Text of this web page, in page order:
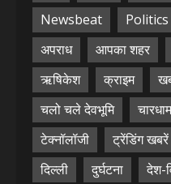
Newsbeat
Politics
अपराध
आपका शहर
ऋषिकेश
क्राइम
चलो चले देवभूमि
चारधाम
टेक्नॉलॉजी
ट्रेंडिंग खबरें
दिल्ली
दुर्घटना देश-